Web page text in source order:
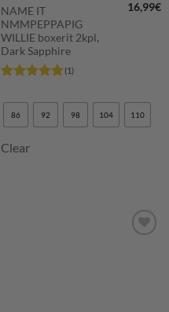
NAME IT
NMMPEPPAPIG
WILLIE boxerit 2kpl,
Dark Sapphire
tuotteesta:5
/ 5
(1)
16,99€
86 92 98 104 110
Clear